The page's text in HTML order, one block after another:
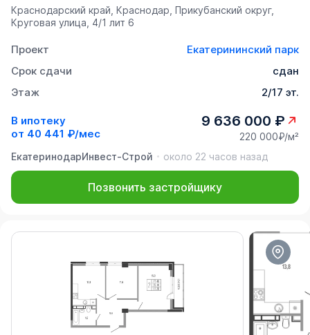
Краснодарский край, Краснодар, Прикубанский округ,
Круговая улица, 4/1 лит 6
Проект
Екатерининский парк
Срок сдачи
сдан
Этаж
2/17 эт.
В ипотеку
от 40 441 ₽/мес
9 636 000 ₽
220 000₽/м²
ЕкатеринодарИнвест-Строй
около 22 часов назад
Позвонить застройщику